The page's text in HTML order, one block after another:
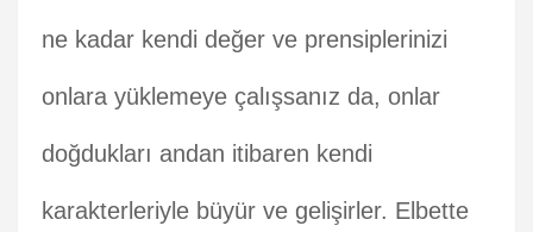
ne kadar kendi değer ve prensiplerinizi
onlara yüklemeye çalışsanız da, onlar
doğdukları andan itibaren kendi
karakterleriyle büyür ve gelişirler. Elbette